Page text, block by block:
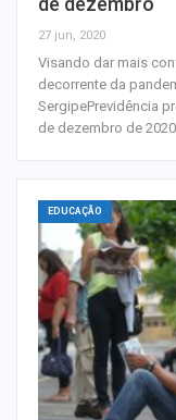
27 jun, 2020
Visando dar mais
decorrente da
SergipePrevidência
de dezembro de
EDUCAÇÃO